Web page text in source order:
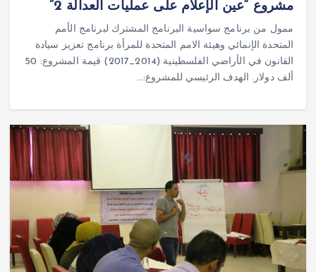
مشروع “عين الإعلام على عمليات العدالة 2”
ممول من برنامج سواسية البرنامج المشترك لبرنامج الأمم
المتحدة الإنمائي وهيئة الامم المتحدة للمرأة برنامج تعزيز سيادة
القانون في الأراضي الفلسطينية (2014_2017) قيمة المشروع: 50
ألف دولار. الهدف الرئيسي للمشروع:…